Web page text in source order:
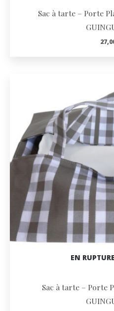
Sac à tarte – Porte
EN
Sac à tarte – Porte